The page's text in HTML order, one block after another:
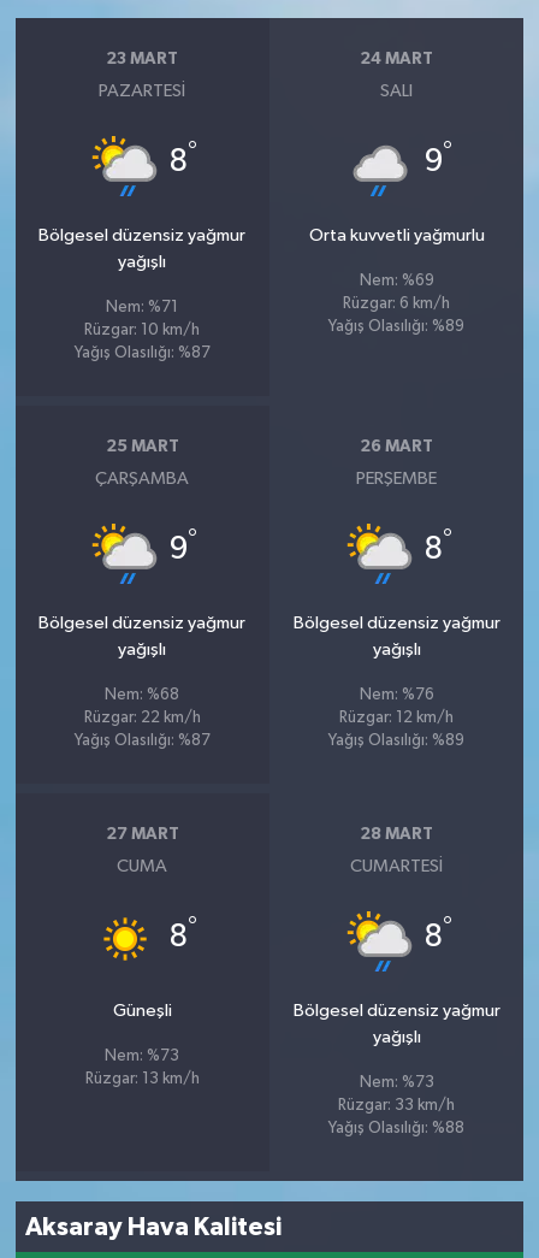
23 MART
PAZARTESI
8°
Bölgesel düzensiz yağmur
yağışlı
Nem: %71
Rüzgar: 10 km/h
Yağış Olasılığı: %87
24 MART
SALI
9°
Orta kuvvetli yağmurlu
Nem: %69
Rüzgar: 6 km/h
Yağış Olasılığı: %89
25 MART
ÇARŞAMBA
9°
Bölgesel düzensiz yağmur
yağışlı
Nem: %68
Rüzgar: 22 km/h
Yağış Olasılığı: %87
26 MART
PERŞEMBE
8°
Bölgesel düzensiz yağmur
yağışlı
Nem: %76
Rüzgar: 12 km/h
Yağış Olasılığı: %89
27 MART
CUMA
8°
Güneşli
Nem: %73
Rüzgar: 13 km/h
28 MART
CUMARTESI
8°
Bölgesel düzensiz yağmur
yağışlı
Nem: %73
Rüzgar: 33 km/h
Yağış Olasılığı: %88
Aksaray Hava Kalitesi